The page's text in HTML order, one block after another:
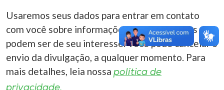
Usaremos seus dados para entrar em contato
com você sobre informações correlacionadas que
podem ser de seu interesse. Você pode cancelar o
envio da divulgação, a qualquer momento. Para
mais detalhes, leia nossa política de